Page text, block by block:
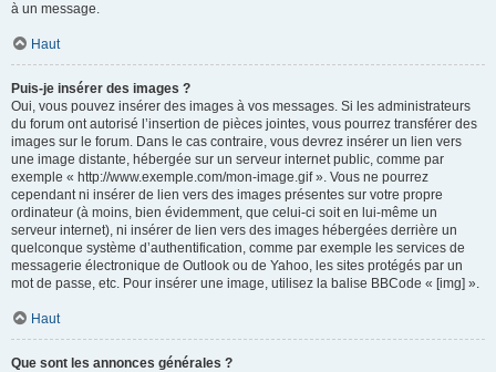
à un message.
Haut
Puis-je insérer des images ?
Oui, vous pouvez insérer des images à vos messages. Si les administrateurs
du forum ont autorisé l’insertion de pièces jointes, vous pourrez transférer des
images sur le forum. Dans le cas contraire, vous devrez insérer un lien vers
une image distante, hébergée sur un serveur internet public, comme par
exemple « http://www.exemple.com/mon-image.gif ». Vous ne pourrez
cependant ni insérer de lien vers des images présentes sur votre propre
ordinateur (à moins, bien évidemment, que celui-ci soit en lui-même un
serveur internet), ni insérer de lien vers des images hébergées derrière un
quelconque système d’authentification, comme par exemple les services de
messagerie électronique de Outlook ou de Yahoo, les sites protégés par un
mot de passe, etc. Pour insérer une image, utilisez la balise BBCode « [img] ».
Haut
Que sont les annonces générales ?